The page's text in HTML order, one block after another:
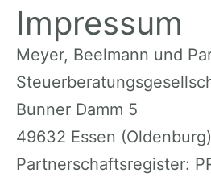
Impressum
Meyer, Beelmann und
Bunner Damm 5
49632 Essen (Oldenburg)
Partnerschaftsregister: